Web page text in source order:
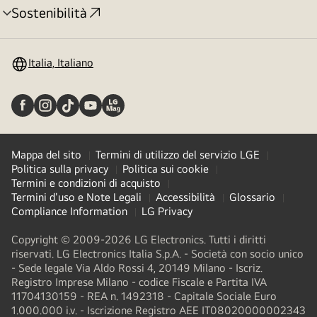
Sostenibilità
Attivazione
Italia, Italiano
Mappa del sito
Termini di utilizzo del servizio LGE
Politica sulla privacy
Politica sui cookie
Termini e condizioni di acquisto
Termini d'uso e Note Legali
Accessibilità
Glossario
Compliance Information
LG Privacy
Copyright © 2009-2026 LG Electronics. Tutti i diritti
riservati. LG Electronics Italia S.p.A. - Società con socio unico
- Sede legale Via Aldo Rossi 4, 20149 Milano - Iscriz.
Registro Imprese Milano - codice Fiscale e Partita IVA
11704130159 - REA n. 1492318 - Capitale Sociale Euro
1.000.000 i.v. - Iscrizione Registro AEE IT08020000002343​